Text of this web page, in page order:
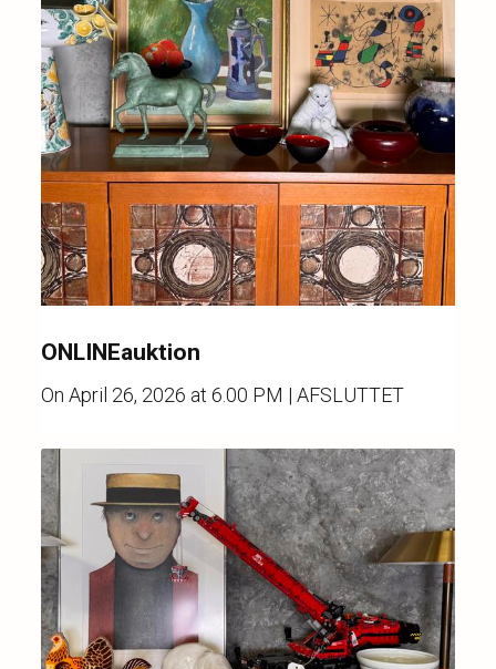
ONLINEauktion
OnApril 26, 2026 at 6.00 PM | AFSLUTTET